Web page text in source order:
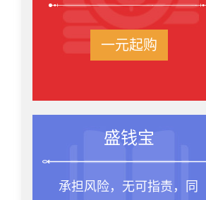
一元起购
盛钱宝
承担风险，无可指责，同